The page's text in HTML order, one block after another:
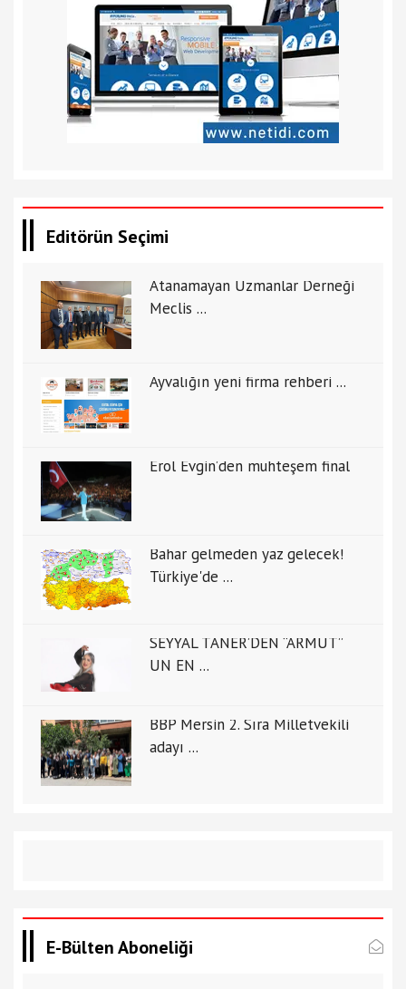
Editörün Seçimi
Atanamayan Uzmanlar Derneği
Meclis ...
Ayvalığın yeni firma rehberi ...
Erol Evgin’den muhteşem final
Bahar gelmeden yaz gelecek!
Türkiye'de ...
SEYYAL TANER’DEN “ARMUT”
UN EN ...
BBP Mersin 2. Sıra Milletvekili
adayı ...
E-Bülten Aboneliği